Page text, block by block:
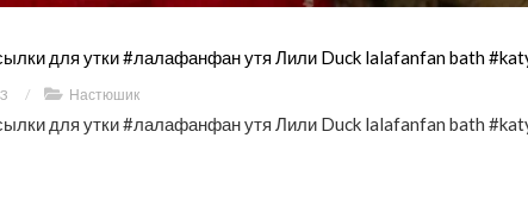
для утки #лалафанфан утя Лили Duck lalafanfan bath
/ Настюшик
для утки #лалафанфан утя Лили Duck lalafanfan bath